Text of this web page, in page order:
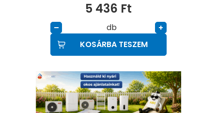
5 436 Ft
– db
+
KOSÁRBA TESZEM